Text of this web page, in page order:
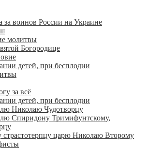
за воинов России на Украине
молитвы
Богородице
детей, при бесплодии
за всё
детей, при бесплодии
Николаю Чудотворцу
Спиридону Тримифунтскому,
страстотерпцу царю Николаю Второму